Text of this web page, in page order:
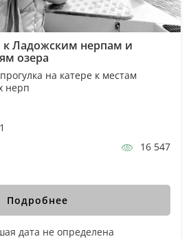
к Ладожским нерпам и
озера
на катере к местам
нерп
16 547
Подробнее
дата не определена